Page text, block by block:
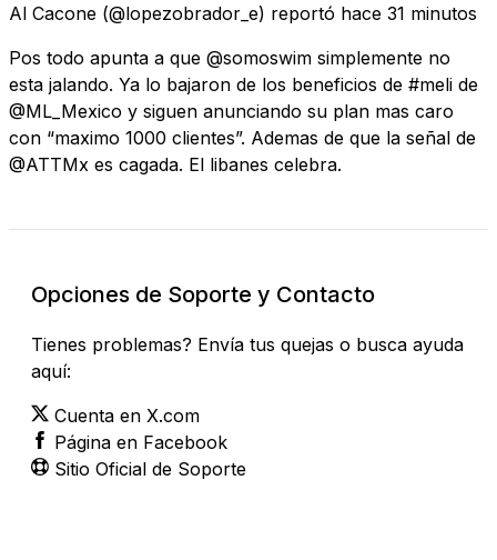
Al Cacone (@lopezobrador_e) reportó hace 31 minutos
Pos todo apunta a que @somoswim simplemente no
esta jalando. Ya lo bajaron de los beneficios de #meli de
@ML_Mexico y siguen anunciando su plan mas caro
con “maximo 1000 clientes”. Ademas de que la señal de
@ATTMx es cagada. El libanes celebra.
Opciones de Soporte y Contacto
Tienes problemas? Envía tus quejas o busca ayuda
aquí:
Cuenta en X.com
Página en Facebook
Sitio Oficial de Soporte